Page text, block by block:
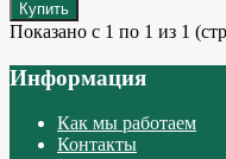
Показано с 1 по 1 из 1
Информация
Как мы работаем
Контакты